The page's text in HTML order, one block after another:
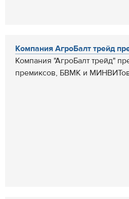
Компания АгроБалт трейд
Компания "АгроБалт трейд"
премиксов, БВМК и